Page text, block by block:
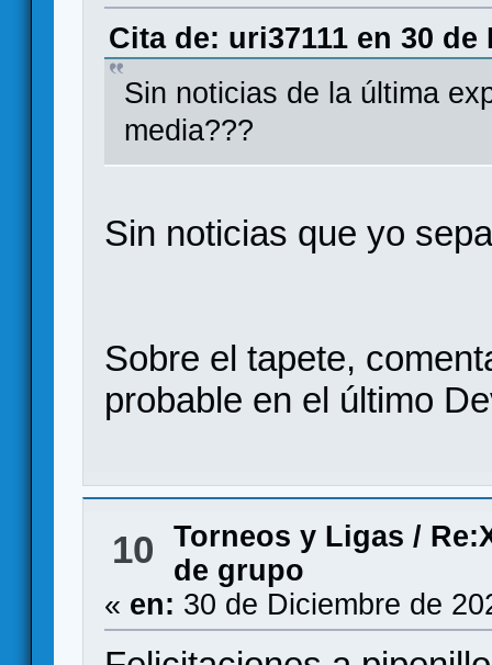
Cita de: uri37111 en 30
Sin noticias de la última
media???
Sin noticias que yo
Sobre el tapete,
probable en el último
10 Torneos y Ligas /
de grupo
« en: 30 de Diciembre de